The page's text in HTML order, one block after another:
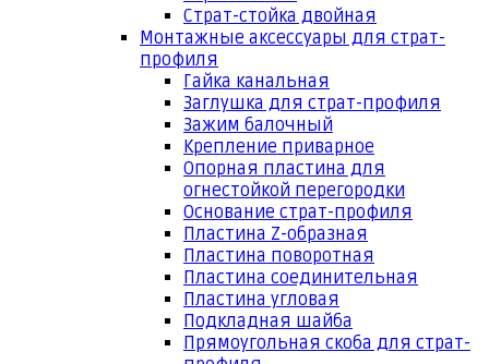
Страт-стойка двойная
Монтажные аксессуары для страт-
профиля
Гайка канальная
Заглушка для страт-профиля
Зажим балочный
Крепление приварное
Опорная пластина для
огнестойкой перегородки
Основание страт-профиля
Пластина Z-образная
Пластина поворотная
Пластина соединительная
Пластина угловая
Подкладная шайба
Прямоугольная скоба для страт-